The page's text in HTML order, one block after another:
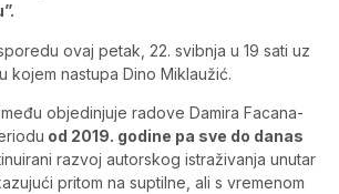
ovaj petak, 22. svibnja u 19 sati uz
kojem nastupa Dino Miklaužić.
objedinjuje radove Damira Facana-
od 2019. godine pa sve do danas
razvoj autorskog istraživanja unutar
pritom na suptilne, ali s vremenom